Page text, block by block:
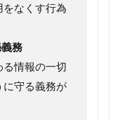
なくす行為
務
情報の一切
に守る義務が